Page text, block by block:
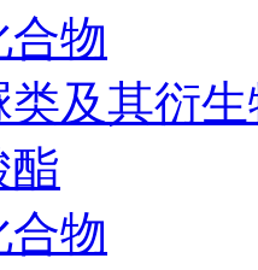
合物
类及其衍
酯
合物